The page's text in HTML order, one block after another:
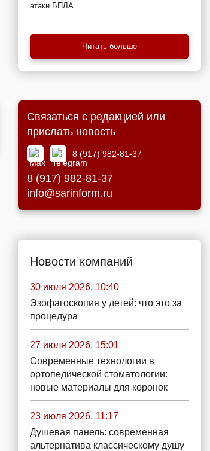
атаки БПЛА
Читать больше
Связаться с редакцией или
прислать новость
8 (917) 982-81-37
8 (917) 982-81-37
info@sarinform.ru
Новости компаний
30 июля 2026, 10:40
Эзофагоскопия у детей: что это за
процедура
27 июля 2026, 15:01
Современные технологии в
ортопедической стоматологии:
новые материалы для коронок
23 июля 2026, 11:17
Душевая панель: современная
альтернатива классическому душу